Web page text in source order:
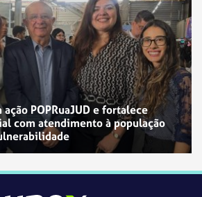
POPRuaJUD e fortalece
com atendimento à população